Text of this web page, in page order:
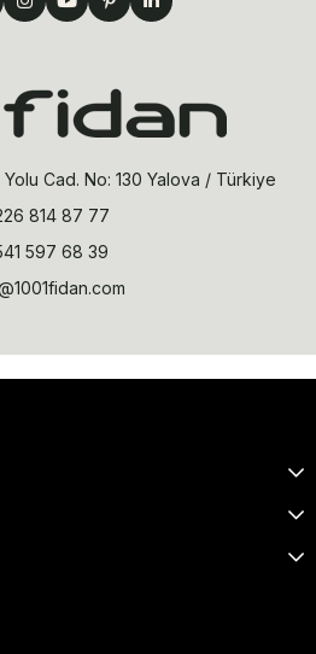
Cad. No: 130 Yalova / Türkiye
814 87 77
597 68 39